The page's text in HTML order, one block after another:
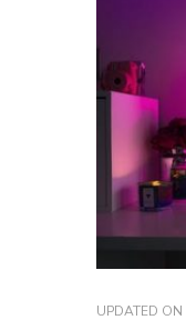
UPDATED ON